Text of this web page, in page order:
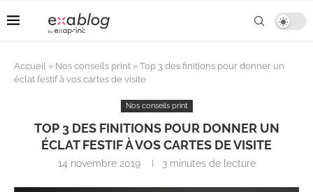
Accueil » Nos conseils print » Top 3 des finitions pour donner un
éclat festif à vos cartes de visite
Nos conseils print
TOP 3 DES FINITIONS POUR DONNER UN
ÉCLAT FESTIF À VOS CARTES DE VISITE
14 novembre 2019 3 minutes de lecture